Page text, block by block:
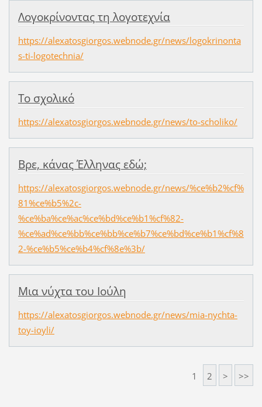
Λογοκρίνοντας τη λογοτεχνία
https://alexatosgiorgos.webnode.gr/news/logokrinonta
s-ti-logotechnia/
Το σχολικό
https://alexatosgiorgos.webnode.gr/news/to-scholiko/
Βρε, κάνας Έλληνας εδώ;
https://alexatosgiorgos.webnode.gr/news/%ce%b2%cf%
81%ce%b5%2c-
%ce%ba%ce%ac%ce%bd%ce%b1%cf%82-
%ce%ad%ce%bb%ce%bb%ce%b7%ce%bd%ce%b1%cf%8
2-%ce%b5%ce%b4%cf%8e%3b/
Μια νύχτα του Ιούλη
https://alexatosgiorgos.webnode.gr/news/mia-nychta-
toy-ioyli/
1 2 > >>